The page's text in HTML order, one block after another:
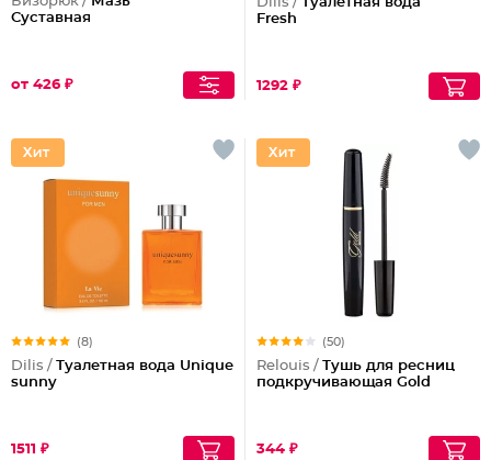
Суставная
от 426 ₽
Fresh
1292 ₽
(8)
Dilis / Туалетная вода Unique
sunny
1511 ₽
(50)
Relouis / Тушь для ресниц
подкручивающая Gold
344 ₽